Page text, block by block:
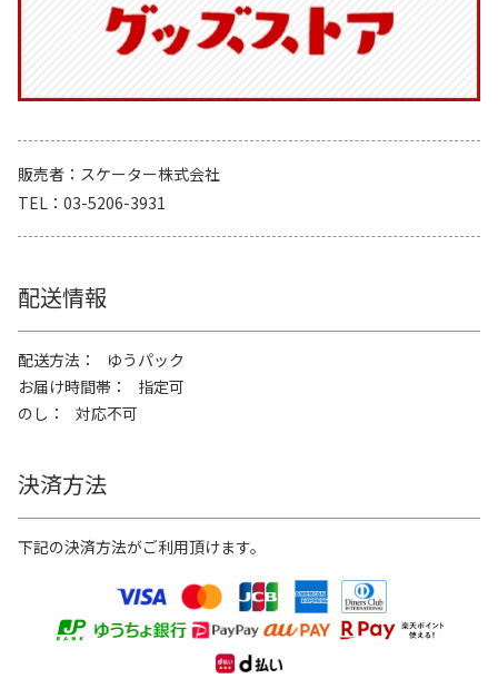
販売者
スケーター株式会社
TEL
03-5206-3931
配送情報
配送方法
ゆうパック
お届け時間帯
指定可
のし
対応不可
決済方法
下記の決済方法がご利用頂けます。